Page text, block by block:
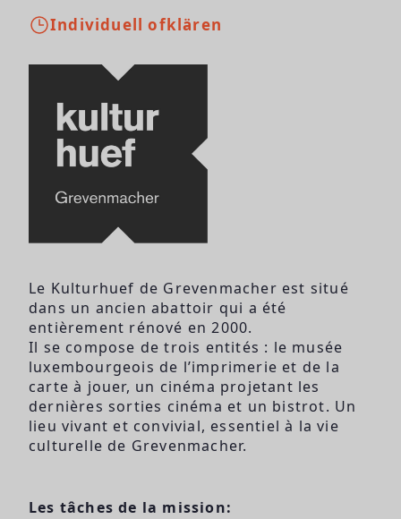
Individuell ofklären
Le Kulturhuef de Grevenmacher est situé
dans un ancien abattoir qui a été
entièrement rénové en 2000.
Il se compose de trois entités : le musée
luxembourgeois de l’imprimerie et de la
carte à jouer, un cinéma projetant les
dernières sorties cinéma et un bistrot. Un
lieu vivant et convivial, essentiel à la vie
culturelle de Grevenmacher.
Les tâches de la mission: